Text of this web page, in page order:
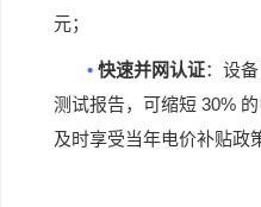
元；
• 快速并网认证：设
测试报告，可缩短 30%
及时享受当年电价补贴政